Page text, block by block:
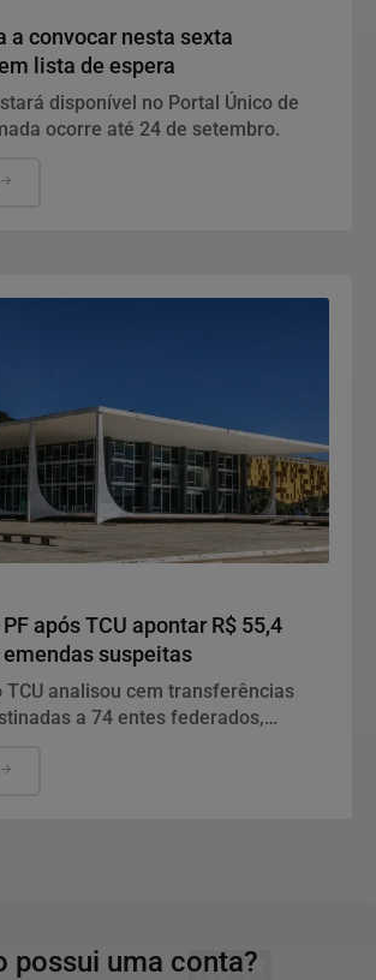
a convocar nesta sexta
lista de espera
disponível no Portal Único de
ocorre até 24 de setembro.
após TCU apontar R$ 55,4
suspeitas
TCU analisou cem transferências
a 74 entes federados,
possui uma conta?